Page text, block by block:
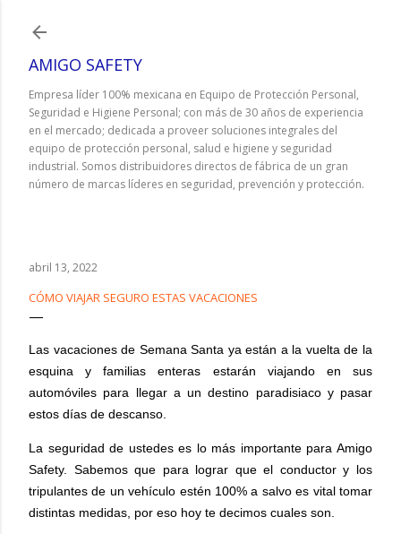
AMIGO SAFETY
Empresa líder 100% mexicana en Equipo de Protección Personal,
Seguridad e Higiene Personal; con más de 30 años de experiencia
en el mercado; dedicada a proveer soluciones integrales del
equipo de protección personal, salud e higiene y seguridad
industrial. Somos distribuidores directos de fábrica de un gran
número de marcas líderes en seguridad, prevención y protección.
abril 13, 2022
CÓMO VIAJAR SEGURO ESTAS VACACIONES
Las vacaciones de Semana Santa ya están a la vuelta de la
esquina y familias enteras estarán viajando en sus
automóviles para llegar a un destino paradisiaco y pasar
estos días de descanso.
La seguridad de ustedes es lo más importante para Amigo
Safety. Sabemos que para lograr que el conductor y los
tripulantes de un vehículo estén 100% a salvo es vital tomar
distintas medidas, por eso hoy te decimos cuales son.